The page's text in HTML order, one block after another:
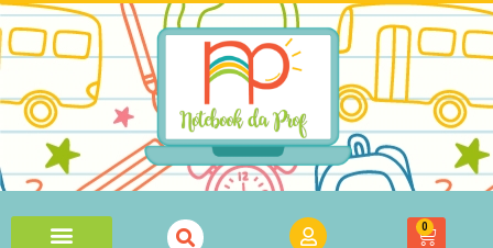
0